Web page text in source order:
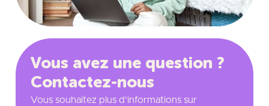
Vous avez une question ?
Contactez-nous
Vous souhaitez plus d’informations sur